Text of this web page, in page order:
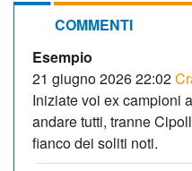
COMMENTI
Esempio
21 giugno 2026 22:02
Iniziate voi ex campioni
andare tutti, tranne
fianco dei soliti noti.